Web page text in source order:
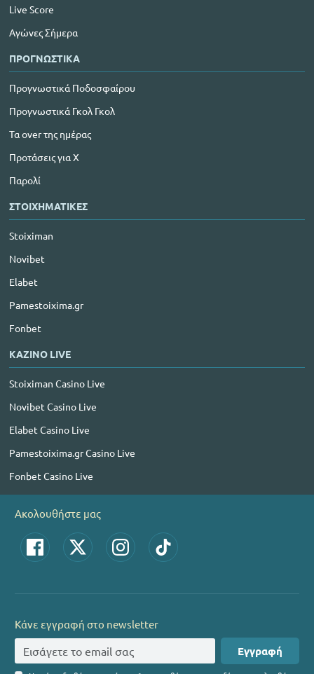
Live Score
Αγώνες Σήμερα
ΠΡΟΓΝΩΣΤΙΚΑ
Προγνωστικά Ποδοσφαίρου
Προγνωστικά Γκολ Γκολ
Τα over της ημέρας
Προτάσεις για Χ
Παρολί
ΣΤΟΙΧΗΜΑΤΙΚΕΣ
Stoiximan
Novibet
Elabet
Pamestoixima.gr
Fonbet
ΚΑΖΙΝΟ LIVE
Stoiximan Casino Live
Novibet Casino Live
Elabet Casino Live
Pamestoixima.gr Casino Live
Fonbet Casino Live
Ακολουθήστε μας
Κάνε εγγραφή στο newsletter
Εγγραφή